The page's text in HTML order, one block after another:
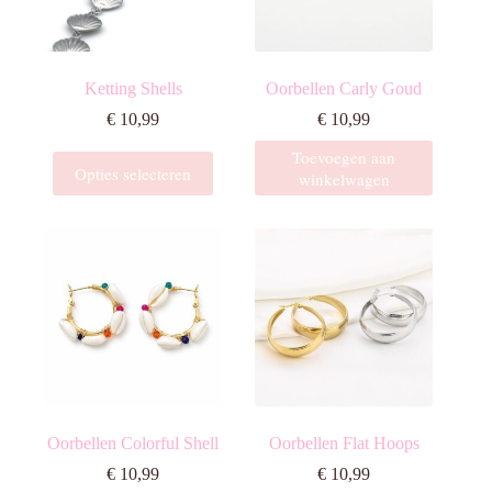
Ketting Shells
€ 10,99
Opties selecteren
product
heeft
kan
gekozen
worden
Oorbellen Carly Goud
€ 10,99
Toevoegen aan
winkelwagen
Oorbellen Colorful Shell
€ 10,99
Oorbellen Flat Hoops
€ 10,99